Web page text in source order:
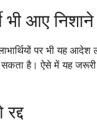
भी आए निशाने
पर भी यह आदेश
है। ऐसे में यह जरूरी